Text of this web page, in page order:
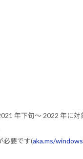
年下旬～ 2022 年に対
必要です(aka.ms/